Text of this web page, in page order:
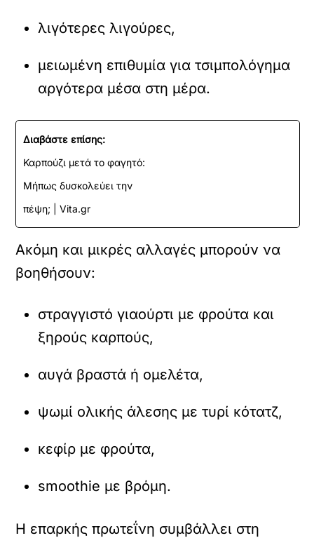
λιγότερες λιγούρες,
μειωμένη επιθυμία για τσιμπολόγημα
αργότερα μέσα στη μέρα.
Διαβάστε επίσης:
Καρπούζι μετά το φαγητό:
Μήπως δυσκολεύει την
πέψη; | Vita.gr
Ακόμη και μικρές αλλαγές μπορούν να
βοηθήσουν:
στραγγιστό γιαούρτι με φρούτα και
ξηρούς καρπούς,
αυγά βραστά ή ομελέτα,
ψωμί ολικής άλεσης με τυρί κότατζ,
κεφίρ με φρούτα,
smoothie με βρόμη.
Η επαρκής πρωτεΐνη συμβάλλει στη